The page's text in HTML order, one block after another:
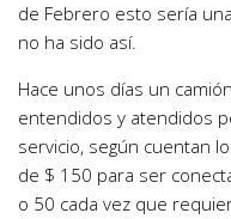
de Febrero esto sería
no ha sido así.
Hace unos días un
entendidos y atendidos
servicio, según cuentan
de $ 150 para ser
o 50 cada vez que